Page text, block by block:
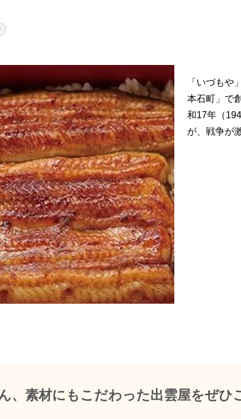
「いづもや
本石町」で
和17年（
が、戦争が
、素材にもこだわった出雲屋をぜひ